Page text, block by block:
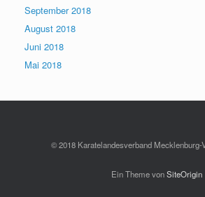
September 2018
August 2018
Juni 2018
Mai 2018
© 2018 Karatelandesverband Mecklenburg-
Ein Theme vonSiteOrigin